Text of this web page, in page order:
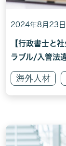
2024年8月23日
【行政書士と
ラブル/入管法
海外人材